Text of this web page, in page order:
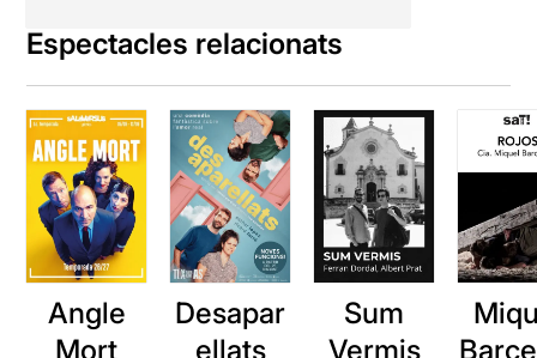
Espectacles relacionats
Angle
Mort
Desapar
ellats
Sum
Vermis